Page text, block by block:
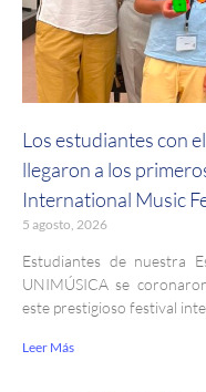
Los estudiantes con
llegaron a los
International Music
5 agosto, 2026
Estudiantes de nuestra
UNIMÚSICA se
este prestigioso festival
Leer Más